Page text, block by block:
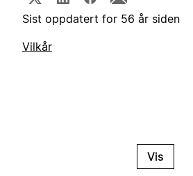
Sist oppdatert for 56 år siden
Vilkår
Vis